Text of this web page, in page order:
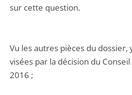
sur cette question.
Vu les autres pièces du dossier,
visées par la décision du
2016 ;